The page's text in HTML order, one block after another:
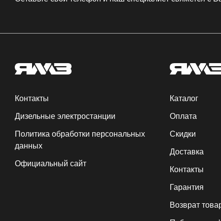
Контакты
Дизельные электростанции
Политика обработки персональных
данных
Официальный сайт
Каталог
Оплата
Скидки
Доставка
Контакты
Гарантия
Возврат